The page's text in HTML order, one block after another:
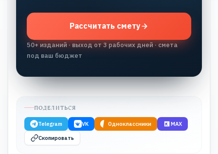
Рассчитать смету
50+ изданий · выход от 3 рабочих дней · смета
под ваш бюджет
ПОДЕЛИТЬСЯ
Telegram VK Одноклассники MAX
Скопировать